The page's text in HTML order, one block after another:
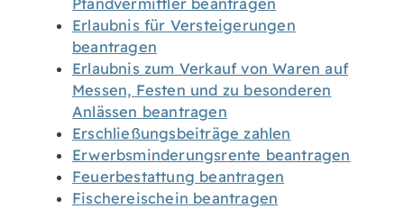
Pfandvermittler beantragen
Erlaubnis für Versteigerungen
beantragen
Erlaubnis zum Verkauf von Waren auf
Messen, Festen und zu besonderen
Anlässen beantragen
Erschließungsbeiträge zahlen
Erwerbsminderungsrente beantragen
Feuerbestattung beantragen
Fischereischein beantragen